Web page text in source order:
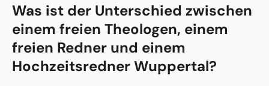
Was ist der Unterschied zwischen
einem freien Theologen, einem
freien Redner und einem
Hochzeitsredner Wuppertal?